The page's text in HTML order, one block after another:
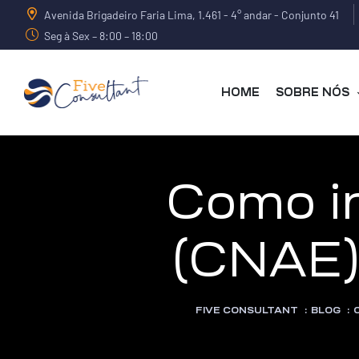
Avenida Brigadeiro Faria Lima, 1.461 - 4° andar - Conjunto 41
Seg à Sex – 8:00 – 18:00
HOME SOBRE NÓS
Como
FIVE CONSULTANT : BLOG :